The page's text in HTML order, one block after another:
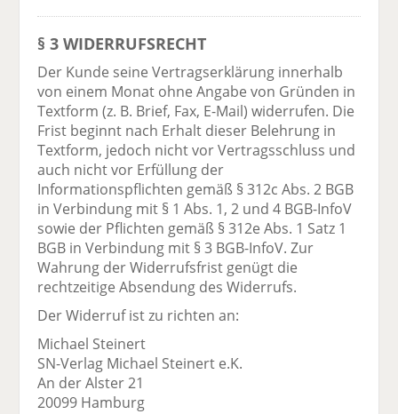
§ 3 WIDERRUFSRECHT
Der Kunde seine Vertragserklärung innerhalb
von einem Monat ohne Angabe von Gründen in
Textform (z. B. Brief, Fax, E-Mail) widerrufen. Die
Frist beginnt nach Erhalt dieser Belehrung in
Textform, jedoch nicht vor Vertragsschluss und
auch nicht vor Erfüllung der
Informationspflichten gemäß § 312c Abs. 2 BGB
in Verbindung mit § 1 Abs. 1, 2 und 4 BGB-InfoV
sowie der Pflichten gemäß § 312e Abs. 1 Satz 1
BGB in Verbindung mit § 3 BGB-InfoV. Zur
Wahrung der Widerrufsfrist genügt die
rechtzeitige Absendung des Widerrufs.
Der Widerruf ist zu richten an:
Michael Steinert
SN-Verlag Michael Steinert e.K.
An der Alster 21
20099 Hamburg